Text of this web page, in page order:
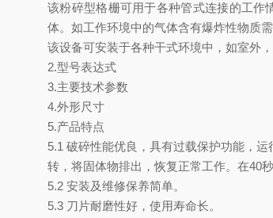
该粉碎型格栅可用于各种管式连接的工作
体。如工作环境中的气体含有爆炸性物质需
该设备可安装于各种干式环境中，如室外
2.型号表达式
3.主要技术参数
4.外形尺寸
5.产品特点
5.1 破碎性能优良，具有过载保护功能，
转，将固体物排出，恢复正常工作。在40
5.2 安装及维修保养简单。
5.3 刀片耐磨性好，使用寿命长。